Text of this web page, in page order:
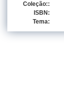
Coleção::
ISBN:
Tema: